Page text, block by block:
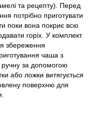
та рецепту). Перед
потрібно приготувати
поки вона покриє всю
горіх. У комплект
збереження
чаша з
ручну за допомогою
або ложки витягується
поверхню для